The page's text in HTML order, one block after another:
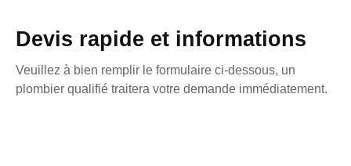
Devis rapide et informations
Veuillez à bien remplir le formulaire ci-dessous, un
plombier qualifié traitera votre demande immédiatement.